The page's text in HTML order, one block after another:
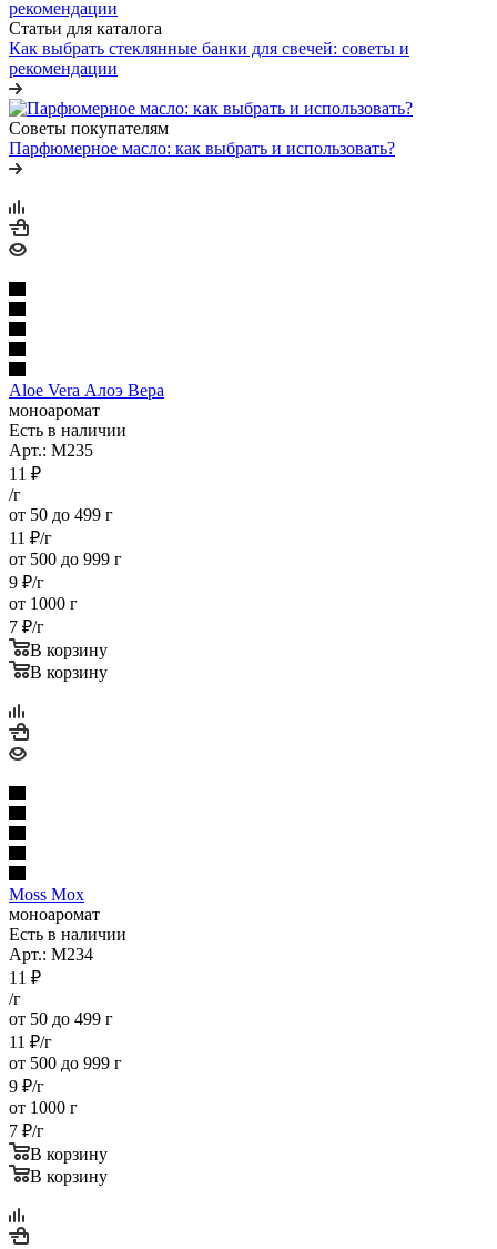
Статьи для каталога
Как выбрать стеклянные банки для свечей: советы и
рекомендации
Советы покупателям
Парфюмерное масло: как выбрать и использовать?
Aloe Vera Алоэ Вера
моноаромат
Есть в наличии
Арт.: M235
11 ₽
/г
от 50 до 499 г
11 ₽/г
от 500 до 999 г
9 ₽/г
от 1000 г
7 ₽/г
В корзину
В корзину
Moss Мох
моноаромат
Есть в наличии
Арт.: M234
11 ₽
/г
от 50 до 499 г
11 ₽/г
от 500 до 999 г
9 ₽/г
от 1000 г
7 ₽/г
В корзину
В корзину